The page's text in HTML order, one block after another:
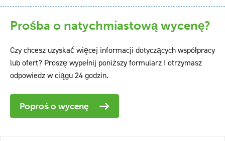
Prośba o natychmiastową wycenę?
Czy chcesz uzyskać więcej informacji dotyczących współpracy
lub ofert? Proszę wypełnij poniższy formularz I otrzymasz
odpowiedz w ciągu 24 godzin.
Poproś o wycenę